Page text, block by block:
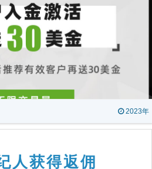
2023年
人获得返佣